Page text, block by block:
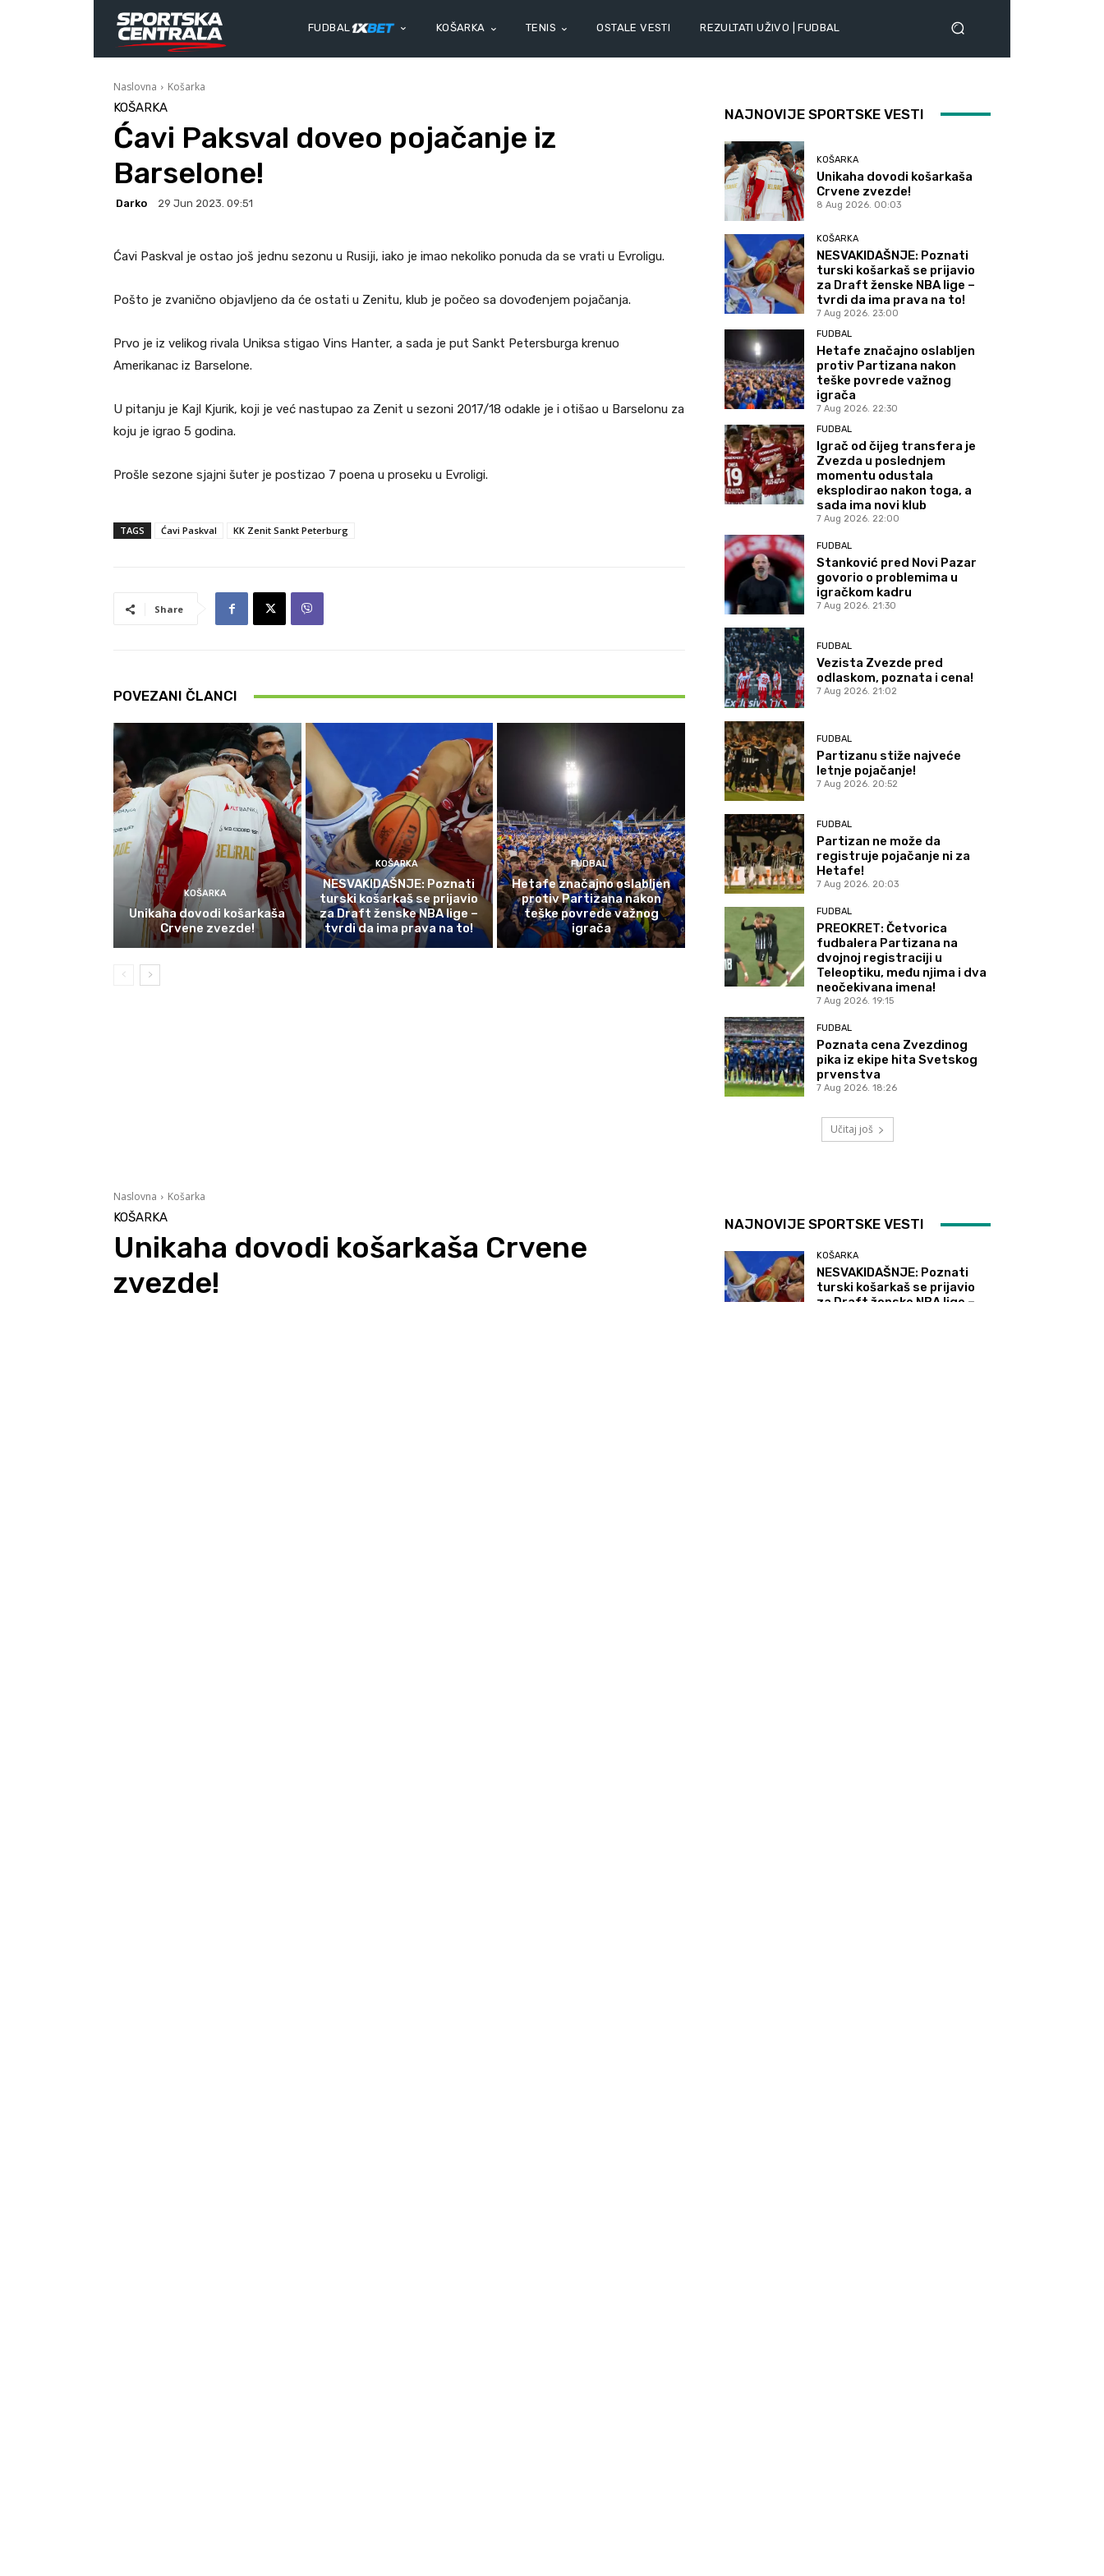
FUDBAL KOŠARKA TENIS OSTALE VESTI REZULTATI UŽIVO | FUDBAL
Naslovna Košarka
KOŠARKA
Ćavi Paksval doveo pojačanje iz
Barselone!
Darko 29 Jun 2023. 09:51
Ćavi Paskval je ostao još jednu sezonu u Rusiji, iako je imao nekoliko ponuda da se vrati u Evroligu.
Pošto je zvanično objavljeno da će ostati u Zenitu, klub je počeo sa dovođenjem pojačanja.
Prvo je iz velikog rivala Uniksa stigao Vins Hanter, a sada je put Sankt Petersburga krenuo
Amerikanac iz Barselone.
U pitanju je Kajl Kjurik, koji je već nastupao za Zenit u sezoni 2017/18 odakle je i otišao u Barselonu za
koju je igrao 5 godina.
Prošle sezone sjajni šuter je postizao 7 poena u proseku u Evroligi.
TAGS Ćavi Paskval KK Zenit Sankt Peterburg
Share
POVEZANI ČLANCI
KOŠARKA
Unikaha dovodi košarkaša
Crvene zvezde!
KOŠARKA
NESVAKIDAŠNJE: Poznati
turski košarkaš se prijavio
za Draft ženske NBA lige –
tvrdi da ima prava na to!
FUDBAL
Hetafe značajno oslabljen
protiv Partizana nakon
teške povrede važnog
igrača
NAJNOVIJE SPORTSKE VESTI
KOŠARKA
Unikaha dovodi košarkaša
Crvene zvezde!
8 Aug 2026. 00:03
KOŠARKA
NESVAKIDAŠNJE: Poznati
turski košarkaš se prijavio
za Draft ženske NBA lige –
tvrdi da ima prava na to!
7 Aug 2026. 23:00
FUDBAL
Hetafe značajno oslabljen
protiv Partizana nakon
teške povrede važnog
igrača
7 Aug 2026. 22:30
FUDBAL
Igrač od čijeg transfera je
Zvezda u poslednjem
momentu odustala
eksplodirao nakon toga, a
sada ima novi klub
7 Aug 2026. 22:00
FUDBAL
Stanković pred Novi Pazar
govorio o problemima u
igračkom kadru
7 Aug 2026. 21:30
FUDBAL
Vezista Zvezde pred
odlaskom, poznata i cena!
7 Aug 2026. 21:02
FUDBAL
Partizanu stiže najveće
letnje pojačanje!
7 Aug 2026. 20:52
FUDBAL
Partizan ne može da
registruje pojačanje ni za
Hetafe!
7 Aug 2026. 20:03
FUDBAL
PREOKRET: Četvorica
fudbalera Partizana na
dvojnoj registraciji u
Teleoptiku, među njima i dva
neočekivana imena!
7 Aug 2026. 19:15
FUDBAL
Poznata cena Zvezdinog
pika iz ekipe hita Svetskog
prvenstva
7 Aug 2026. 18:26
Učitaj još